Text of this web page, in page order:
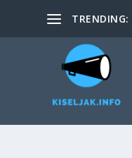
TRENDING: